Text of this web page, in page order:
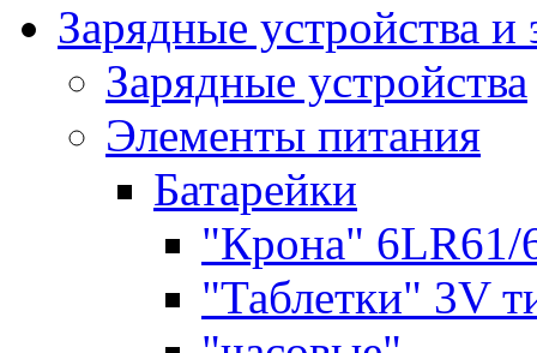
Зарядные устройства
Зарядные устройства
Элементы питания
Батарейки
"Крона" 6LR61/
"Таблетки" 3V